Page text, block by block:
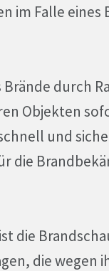
im Falle
durch
Objekten
und
die
die
die wegen